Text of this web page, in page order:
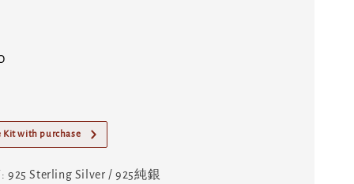
Kit with purchase
: 925 Sterling Silver / 925純銀